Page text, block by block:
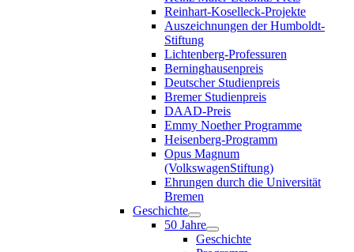
Reinhart-Koselleck-Projekte
Auszeichnungen der Humboldt-
Stiftung
Lichtenberg-Professuren
Berninghausenpreis
Deutscher Studienpreis
Bremer Studienpreis
DAAD-Preis
Emmy Noether Programme
Heisenberg-Programm
Opus Magnum
(VolkswagenStiftung)
Ehrungen durch die Universität
Bremen
Geschichte
50 Jahre
Geschichte